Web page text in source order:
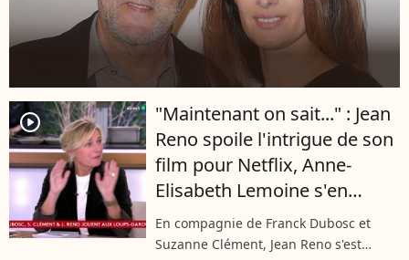
player2
"Maintenant on sait..." : Jean
Reno spoile l'intrigue de son
film pour Netflix, Anne-
Elisabeth Lemoine s'en
amuse
En compagnie de Franck Dubosc et
Suzanne Clément, Jean Reno s'est